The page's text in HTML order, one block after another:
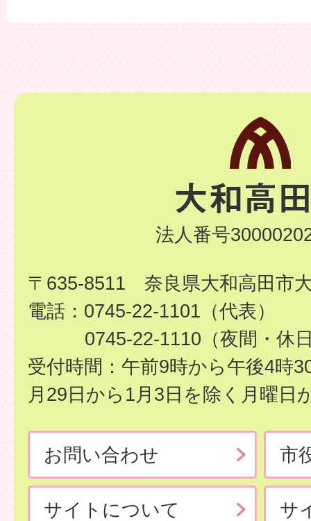
法人番号
〒635-8511 奈良県大和高田市
電話：0745-22-1101（代表）
0745-22-1110（夜間・休
受付時間：午前9時から午後4時
月29日から1月3日を除く月曜日
お問い合わせ 市
サイトについて サ